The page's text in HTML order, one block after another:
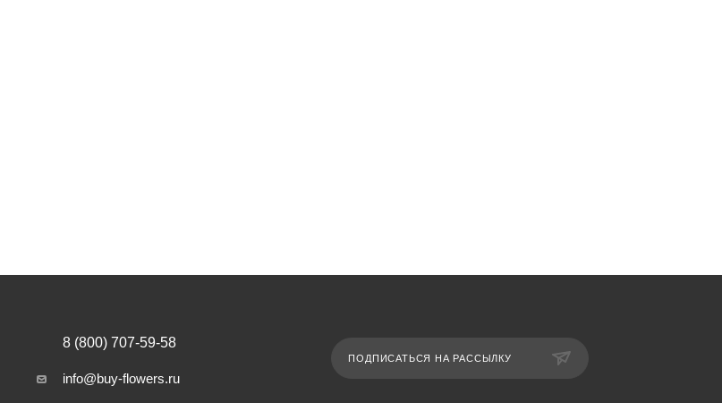
8 (800) 707-59-58
info@buy-flowers.ru
ПОДПИСАТЬСЯ НА РАССЫЛКУ